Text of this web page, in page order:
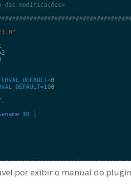
por exibir o manual do